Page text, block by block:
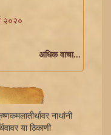
२०२०
अधिक वाचा...
नाथांनी
या ठिकाणी